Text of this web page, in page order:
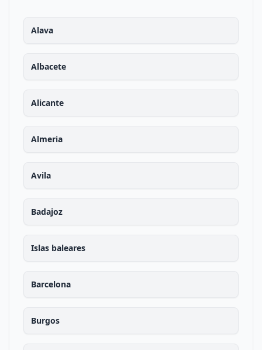
Alava
Albacete
Alicante
Almeria
Avila
Badajoz
Islas baleares
Barcelona
Burgos